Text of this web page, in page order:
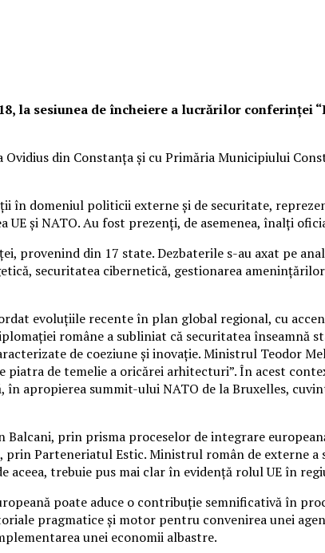
la sesiunea de încheiere a lucrărilor conferinței
din Constanța și cu Primăria Municipiului
domeniul politicii externe și de securitate,
și NATO. Au fost prezenți, de asemenea, înalți
provenind din 17 state. Dezbaterile s-au axat pe
securitatea cibernetică, gestionarea
evoluțiile recente în plan global regional, cu
române a subliniat că securitatea înseamnă
de coeziune și inovație. Ministrul Teodor
piatra de temelie a oricărei arhitecturi”. În acest
apropierea summit-ului NATO de la Bruxelles,
prin prisma proceselor de integrare
Parteneriatul Estic. Ministrul român de externe a
aceea, trebuie pus mai clar în evidență rolul UE în
poate aduce o contribuție semnificativă în
pragmatice și motor pentru convenirea unei
unei economii albastre.